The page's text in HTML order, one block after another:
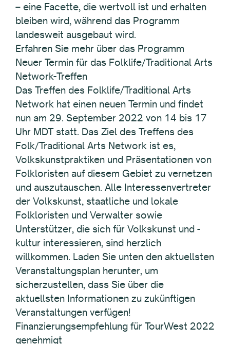
– eine Facette, die wertvoll ist und erhalten
bleiben wird, während das Programm
landesweit ausgebaut wird.
Erfahren Sie mehr über das Programm
Neuer Termin für das Folklife/Traditional Arts
Network-Treffen
Das Treffen des Folklife/Traditional Arts
Network hat einen neuen Termin und findet
nun am 29. September 2022 von 14 bis 17
Uhr MDT statt. Das Ziel des Treffens des
Folk/Traditional Arts Network ist es,
Volkskunstpraktiken und Präsentationen von
Folkloristen auf diesem Gebiet zu vernetzen
und auszutauschen. Alle Interessenvertreter
der Volkskunst, staatliche und lokale
Folkloristen und Verwalter sowie
Unterstützer, die sich für Volkskunst und -
kultur interessieren, sind herzlich
willkommen. Laden Sie unten den aktuellsten
Veranstaltungsplan herunter, um
sicherzustellen, dass Sie über die
aktuellsten Informationen zu zukünftigen
Veranstaltungen verfügen!
Finanzierungsempfehlung für TourWest 2022
genehmigt